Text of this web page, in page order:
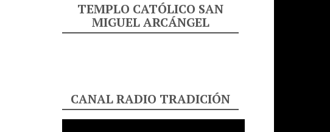
TEMPLO CATÓLICO SAN
MIGUEL ARCÁNGEL
CANAL RADIO TRADICIÓN